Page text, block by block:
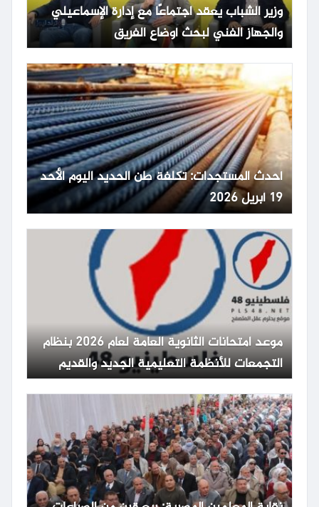
وزير الشباب يعقد اجتماعًا مع إدارة الإسماعيلي
والجهاز الفني لبحث أوضاع الفريق
أحدث المستجدات: تكلفة طن الحديد اليوم الأحد
19 أبريل 2026
موعد امتحانات الثانوية العامة لعام 2026 بنظام
التجمعات للأنظمة التعليمية الجديد والقديم